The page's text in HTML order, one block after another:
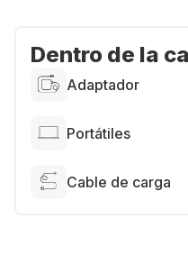
Dentro de la
Adaptador
Portátiles
Cable de carga